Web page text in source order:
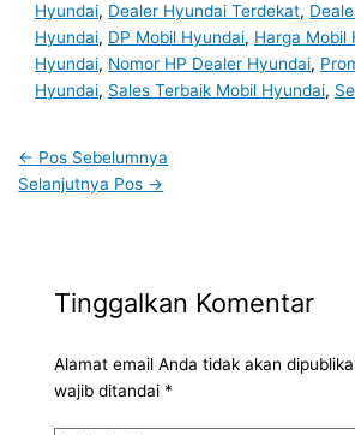
Hyundai, Dealer Hyundai Terdekat,
Hyundai, DP Mobil Hyundai, Harga Mobil
Hyundai, Nomor HP Dealer Hyundai,
Hyundai, Sales Terbaik Mobil Hyundai,
← Pos Sebelumnya
Selanjutnya Pos →
Tinggalkan Komentar
Alamat email Anda tidak akan
wajib ditandai *